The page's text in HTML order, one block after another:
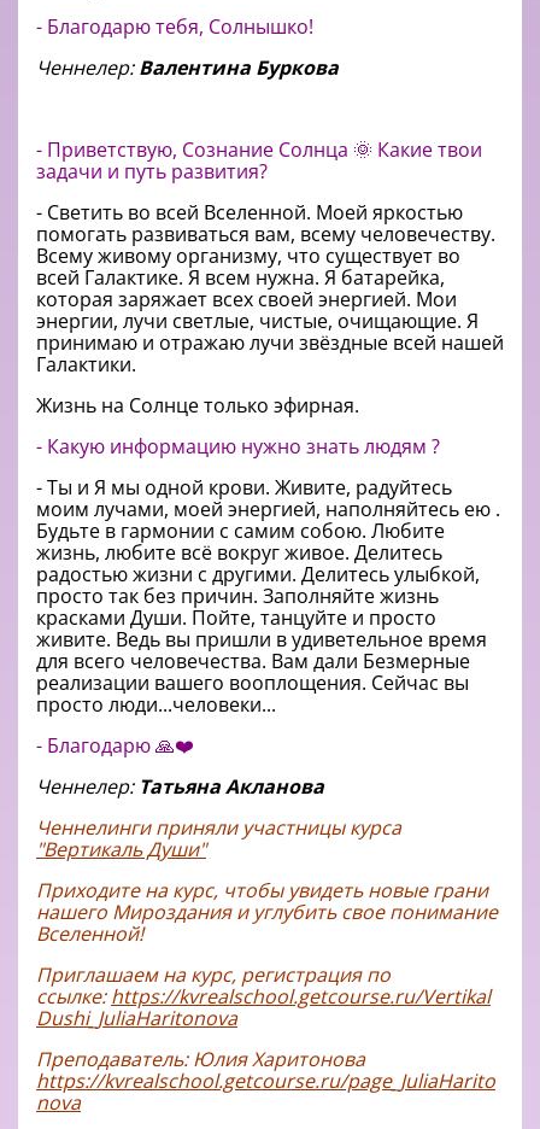
- Благодарю тебя, Солнышко!
Ченнелер:Валентина Буркова
- Приветствую, Сознание Солнца 🌞 Какие твои
задачи и путь развития?
- Светить во всей Вселенной. Моей яркостью
помогать развиваться вам, всему человечеству.
Всему живому организму, что существует во
всей Галактике. Я всем нужна. Я батарейка,
которая заряжает всех своей энергией. Мои
энергии, лучи светлые, чистые, очищающие. Я
принимаю и отражаю лучи звёздные всей нашей
Галактики.
Жизнь на Солнце только эфирная.
- Какую информацию нужно знать людям ?
- Ты и Я мы одной крови. Живите, радуйтесь
моим лучами, моей энергией, наполняйтесь ею .
Будьте в гармонии с самим собою. Любите
жизнь, любите всё вокруг живое. Делитесь
радостью жизни с другими. Делитесь улыбкой,
просто так без причин. Заполняйте жизнь
красками Души. Пойте, танцуйте и просто
живите. Ведь вы пришли в удиветельное время
для всего человечества. Вам дали Безмерные
реализации вашего вооплощения. Сейчас вы
просто люди...человеки...
- Благодарю 🙏❤️
Ченнелер: Татьяна Акланова
Ченнелинги приняли участницы курса
"Вертикаль Души"
Приходите на курс, чтобы увидеть новые грани
нашего Мироздания и углубить свое понимание
Вселенной!
Приглашаем на курс, регистрация по
ссылке:https://kvrealschool.getcourse.ru/Vertikal
Dushi_JuliaHaritonova
Преподаватель: Юлия Харитонова
https://kvrealschool.getcourse.ru/page_JuliaHarito
nova